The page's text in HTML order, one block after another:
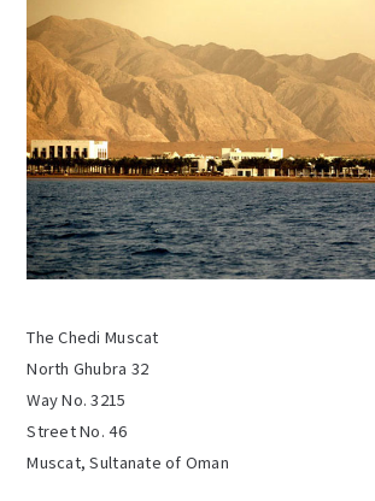
The Chedi Muscat
North Ghubra 32
Way No. 3215
Street No. 46
Muscat, Sultanate of Oman